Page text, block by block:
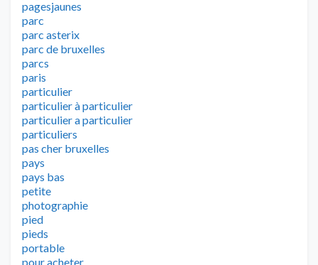
pagesjaunes
parc
parc asterix
parc de bruxelles
parcs
paris
particulier
particulier à particulier
particulier a particulier
particuliers
pas cher bruxelles
pays
pays bas
petite
photographie
pied
pieds
portable
pour acheter